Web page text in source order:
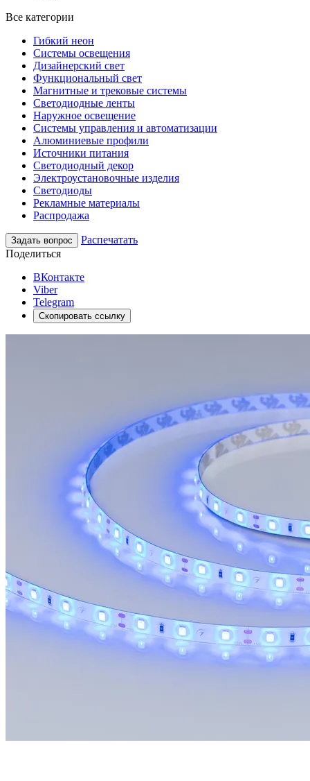
Все категории
Гибкий неон
Системы освещения
Дизайнерский свет
Функциональный свет
Магнитные и трековые системы
Светодиодные ленты
Наружное освещение
Системы управления и автоматизации
Алюминиевые профили
Источники питания
Светодиодный декор
Электроустановочные изделия
Светодиоды
Рекламные материалы
Распродажа
Задать вопрос
Распечатать
Поделиться
ВКонтакте
Viber
Telegram
Скопировать ссылку